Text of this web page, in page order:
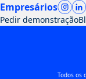
Empresários
Pedir demonstração
Todos os